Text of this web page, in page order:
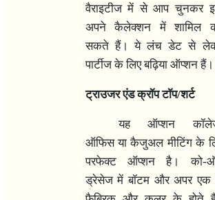
वैराइटीज में से आप चुनकर
अपने कैलेक्शन में शामिल
सकते हैं। ये लंच डेट से
पार्टीज के लिए बढ़िया ऑप्शन हैं।
ट्राउजर एंड क्रॉप टॉप/शर्ट
यह ऑप्शन
ऑफिस या कैजुअल मीटिंग के
परफेक्ट ऑप्शन है। को-
ड्रेसेज में बॉटम और अपर एक